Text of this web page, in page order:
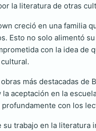
la literatura de otras
creció en una familia
Esto no solo alimentó
con la idea de
más destacadas de
la aceptación en la
profundamente con los
su trabajo en la literatura